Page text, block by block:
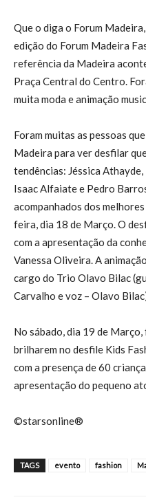
Que o diga o Forum
edição do Forum Madeira
referência da Madeira
Praça Central do Centro.
muita moda e animação
Foram muitas as pessoas
Madeira para ver desfilar
tendências: Jéssica
Isaac Alfaiate e Pedro
acompanhados dos
feira, dia 18 de Março. O
com a apresentação da
Vanessa Oliveira. A
cargo do Trio Olavo Bilac
Carvalho e voz – Olavo
No sábado, dia 19 de
brilharem no desfile Kids
com a presença de 60
apresentação do pequeno
©starsonline®
TAGS evento fashion